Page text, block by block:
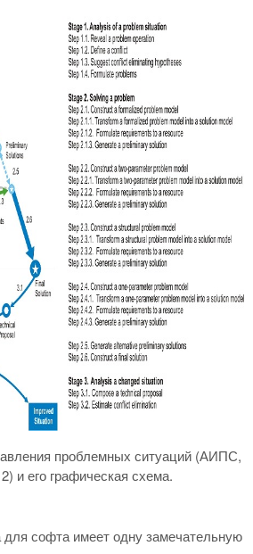
проблемных ситуаций (АИПС,
и его графическая схема.
для софта имеет одну замечательную